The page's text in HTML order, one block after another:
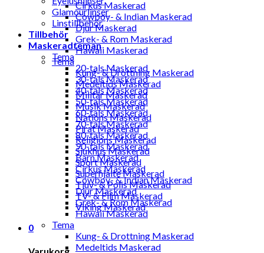
Cirkus Maskerad
Cowboy- & Indian Maskerad
Djur Maskerad
Grek- & Rom Maskerad
Hawaii Maskerad
Tema
Kung- & Drottning Maskerad
Medeltids Maskerad
Militär Maskerad
Musik Maskerad
Nations Maskerad
Pirat Maskerad
Religions Maskerad
Sjukhus Maskerad
Sport Maskerad
Superhjälte Maskerad
Tjuv- & Polis Maskerad
TV- & Film Maskerad
Viking Maskerad
0
Glamourlinser
Linstillbehör
Tillbehör
Maskeradteman
Tema
20-tals Maskerad
30-tals Maskerad
40-tals Maskerad
50-tals Maskerad
60-tals Maskerad
70-tals Maskerad
80-tals Maskerad
90-tals Maskerad
Barn Maskerad
Cirkus Maskerad
Cowboy- & Indian Maskerad
Djur Maskerad
Grek- & Rom Maskerad
Hawaii Maskerad
Tema
Kung- & Drottning Maskerad
Medeltids Maskerad